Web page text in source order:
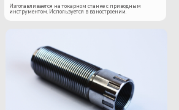
Изготавливается на токарном станке с приводным
инструментом. Используется в ваностроении.